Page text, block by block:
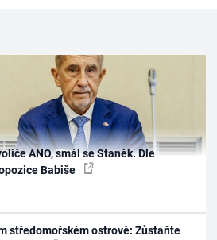
ANO, smál se Staněk. Dle
Babiše
středomořském ostrově: Zůstaňte